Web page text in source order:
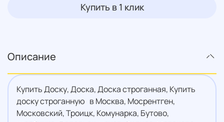
Купить в 1 клик
Описание
Купить Доску, Доска, Доска строганная, Купить
доску строганную в Москва, Мосрентген,
Московский, Троицк, Комунарка, Бутово,